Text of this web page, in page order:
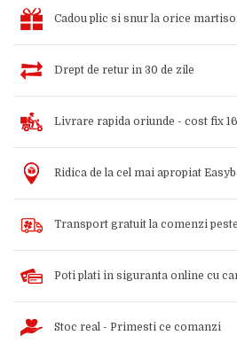
Cadou plic si snur la orice
Drept de retur in 30 de zile
Livrare rapida oriunde - cost fix
Ridica de la cel mai apropiat
Transport gratuit la comenzi
Poti plati in siguranta online cu
Stoc real - Primesti ce comanzi